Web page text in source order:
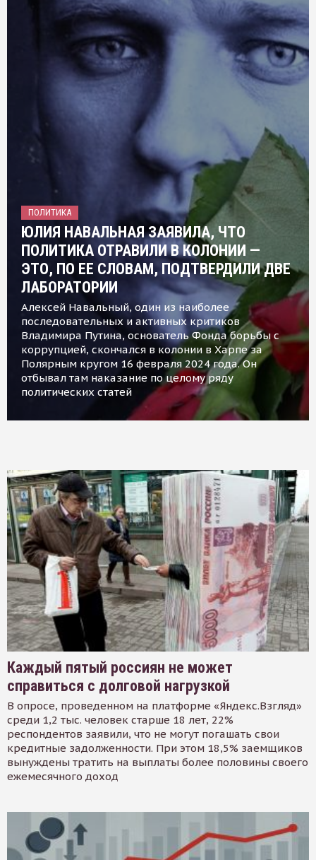
ПОЛИТИКА
ЮЛИЯ НАВАЛЬНАЯ ЗАЯВИЛА, ЧТО
ПОЛИТИКА ОТРАВИЛИ В КОЛОНИИ —
ЭТО, ПО ЕЕ СЛОВАМ, ПОДТВЕРДИЛИ ДВЕ
ЛАБОРАТОРИИ
Алексей Навальный, один из наиболее
последовательных и активных критиков
Владимира Путина, основатель Фонда борьбы с
коррупцией, скончался в колонии в Харпе за
Полярным кругом 16 февраля 2024 года. Он
отбывал там наказание по целому ряду
политических статей
Каждый пятый россиян не может
справиться с долговой нагрузкой
В опросе, проведенном на платформе «Яндекс.Взгляд»
среди 1,2 тыс. человек старше 18 лет, 22%
респондентов заявили, что не могут погашать свои
кредитные задолженности. При этом 18,5% заемщиков
вынуждены тратить на выплаты более половины своего
ежемесячного доход